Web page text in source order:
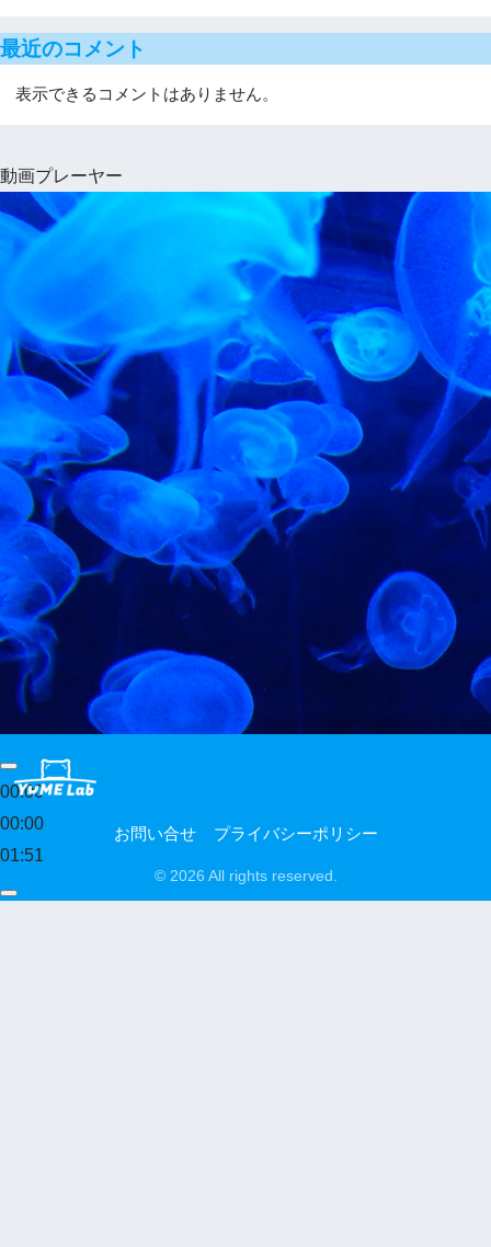
最近のコメント
表示できるコメントはありません。
動画プレーヤー
00:00
00:00
01:51
お問い合せ プライバシーポリシー
© 2026 All rights reserved.